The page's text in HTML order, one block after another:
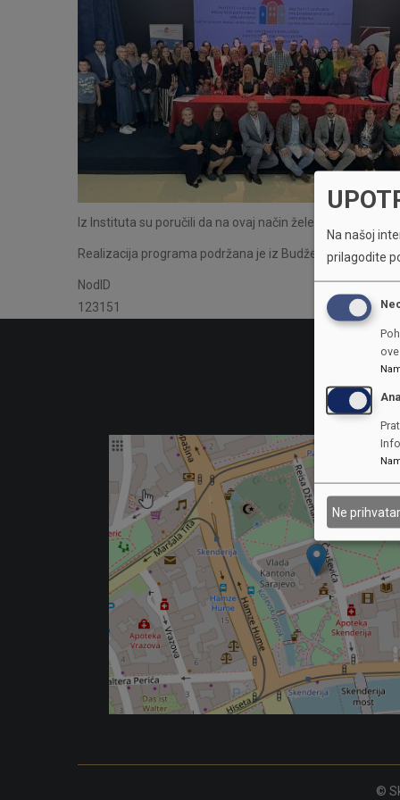
Iz Instituta su poručili da na ovaj način žele graditi
Realizacija programa podržana je iz Budžeta Kantona
NodID
123151
©
Na našoj
prilagodite
Ne